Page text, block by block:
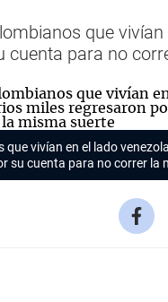
que
cuenta para no
vivían en el lado
su cuenta para no correr la